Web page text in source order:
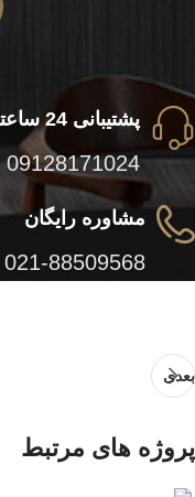
پشتیبانی 24 ساعته
09128171024
مشاوره رایگان
021-88509568
بعدی
پروژه های مرتبط